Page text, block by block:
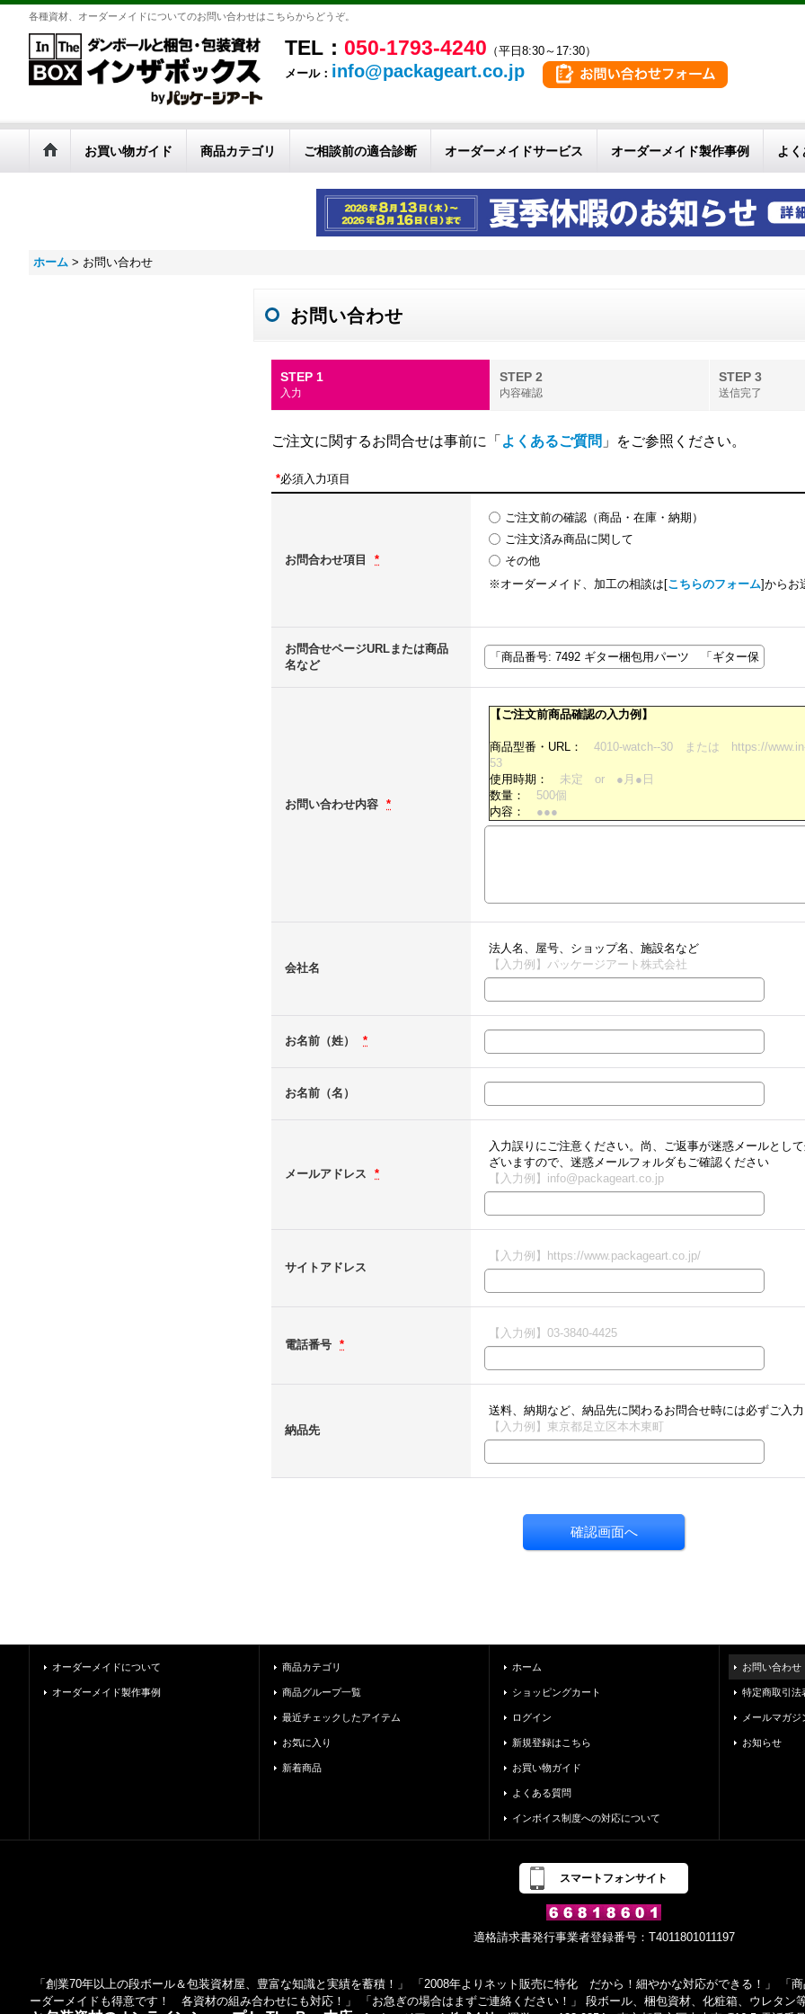
各種資材、オーダーメイドについてのお問い合わせはこちらからどうぞ。
TEL： 050-1793-4240 （平日8:30～17:30）
メール： info@packageart.co.jp
お買い物ガイド 商品カテゴリ ご相談前の適合診断 オーダーメイドサービス オーダーメイド製作事例 よ
ホーム > お問い合わせ
お問い合わせ
STEP 1
入力
STEP 2
内容確認
STEP 3
送信完了
ご注文に関するお問合せは事前に「 よくあるご質問 」をご参照ください。
*必須入力項目
お問合わせ項目 *
ご注文前の確認（商品・在庫・納期）
ご注文済み商品に関して
その他
※オーダーメイド、加工の相談は[こちらのフォーム]からお
お問合せページURLまたは商品
名など
お問い合わせ内容 *
【ご注文前商品確認の入力例】
商品型番・URL： 4010-watch--30 または https://
53
使用時期： 未定 or ●月●日
数量： 500個
内容： ●●●
会社名
法人名、屋号、ショップ名、施設名など
【入力例】パッケージアート株式会社
お名前（姓） *
お名前（名）
メールアドレス *
入力誤りにご注意ください。尚、ご返事が迷惑メールとし
ざいますので、迷惑メールフォルダもご確認ください
【入力例】info@packageart.co.jp
サイトアドレス
【入力例】https://www.packageart.co.jp/
電話番号 *
【入力例】03-3840-4425
納品先
送料、納期など、納品先に関わるお問合せ時には必ずご入
【入力例】東京都足立区本木東町
オーダーメイドについて
オーダーメイド製作事例
商品カテゴリ
商品グループ一覧
最近チェックしたアイテム
お気に入り
新着商品
ホーム
ショッピングカート
ログイン
新規登録はこちら
お買い物ガイド
よくある質問
インボイス制度への対応について
お問い合わせ
特定商取引法
メールマガジ
お知らせ
スマートフォンサイト
適格請求書発行事業者登録番号：T4011801011197
「創業70年以上の段ボール＆包装資材屋、豊富な知識と実績を蓄積！」 「2008年よりネット販売に特化 だから！細やかな対応ができる！」
ーダーメイドも得意です！ 各資材の組み合わせにも対応！」 「お急ぎの場合はまずご連絡ください！」 段ボール、梱包資材、化粧箱、ウレタ